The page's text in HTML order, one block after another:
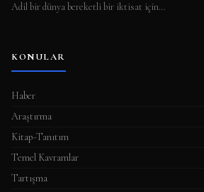
Adil bir dünya bereketli bir iktisat için…
KONULAR
Haber
Araştırma
Kitap-Tanıtım
Temel Kavramlar
Tartışma